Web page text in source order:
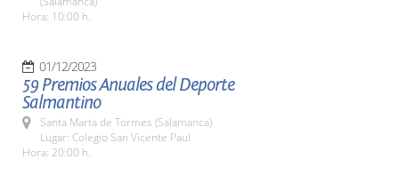
Hora: 10:00 h.
01/12/2023
59 Premios Anuales del Deporte
Salmantino
Santa Marta de Tormes (Salamanca)
Lugar: Colegio San Vicente Paul
Hora: 20:00 h.